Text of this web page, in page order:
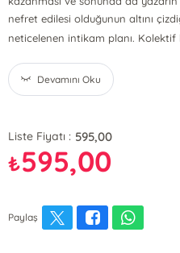
nefret edilesi olduğunun altını
neticelenen intikam planı.
Devamını Oku
Liste Fiyatı : 595,00
₺595,00
Paylaş